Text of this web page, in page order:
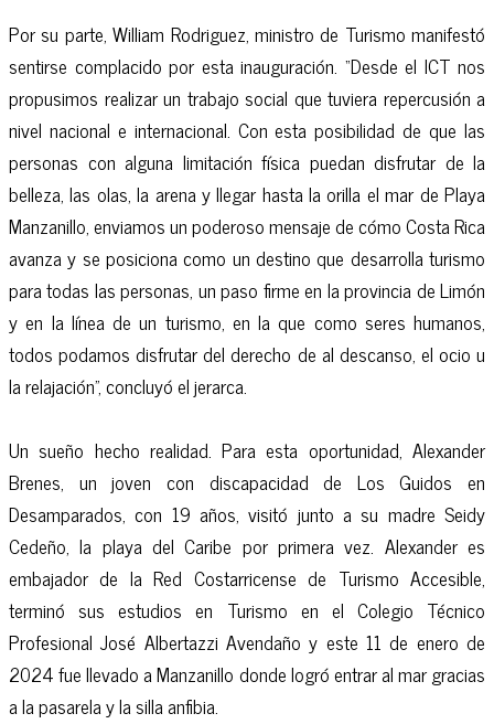
Por su parte, William Rodriguez, ministro de Turismo manifestó
sentirse complacido por esta inauguración. “Desde el ICT nos
propusimos realizar un trabajo social que tuviera repercusión a
nivel nacional e internacional. Con esta posibilidad de que las
personas con alguna limitación física puedan disfrutar de la
belleza, las olas, la arena y llegar hasta la orilla el mar de Playa
Manzanillo, enviamos un poderoso mensaje de cómo Costa Rica
avanza y se posiciona como un destino que desarrolla turismo
para todas las personas, un paso firme en la provincia de Limón
y en la línea de un turismo, en la que como seres humanos,
todos podamos disfrutar del derecho de al descanso, el ocio u
la relajación”, concluyó el jerarca.
Un sueño hecho realidad. Para esta oportunidad, Alexander
Brenes, un joven con discapacidad de Los Guidos en
Desamparados, con 19 años, visitó junto a su madre Seidy
Cedeño, la playa del Caribe por primera vez. Alexander es
embajador de la Red Costarricense de Turismo Accesible,
terminó sus estudios en Turismo en el Colegio Técnico
Profesional José Albertazzi Avendaño y este 11 de enero de
2024 fue llevado a Manzanillo donde logró entrar al mar gracias
a la pasarela y la silla anfibia.